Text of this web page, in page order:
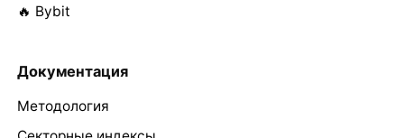
🔥 Bybit
Документация
Методология